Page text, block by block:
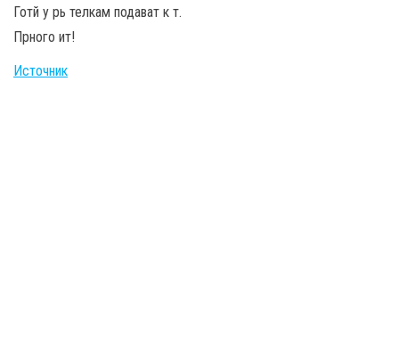
Готй у рь телкам подават к т.
Прного ит!
Источник